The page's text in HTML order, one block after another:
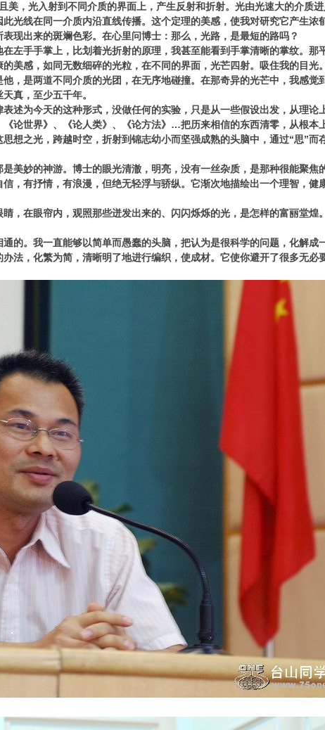
，光入射到不同介质的界面上，产生反射和折射。光由光速大的介质
光线在同一介质内沿直线传播。这个定理的美感，使我对研究它产生浓
现出来的斑斓色彩。在心里问博士：那么，光路，是最短的路吗？
左手手掌上，比划着光折射的原理，我甚至能看到手掌清晰的掌纹。那
美感，如同无数细碎的光粒，在不同的界面，光芒四射。吸住我的目光
，是两道不同介质的光团，在无序地碰撞。在那奇异的光芒中，我感觉
真，至少五千年。
述为今天的这种形式，没做任何的实验，只是从一些假设出发，从理论
论世界》、《论人类》、《论方法》…把历来相信的东西清零，从根本
想之光，跨越时空，折射到锦志幼小而坚强成熟的头脑中，通过“思”
美妙的神游。博士的眼光清澈，明亮，没有一丝杂质，是那种很能聚焦
，有抒情，有浪漫，但绝无轻浮与骄纵。它渐次地描绘出一个理智，健
，在眼帘内，观照那些迸发出来的、闪闪烁烁的光，是怎样的富丽堂煌。
的。我一直能够以简单而愚蠢的头脑，把认为是很科学的问题，化解成
法，化繁为简，清晰明了地进行编织，使成材。它使你避开了很多无必